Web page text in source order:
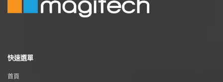
快速選單
首頁